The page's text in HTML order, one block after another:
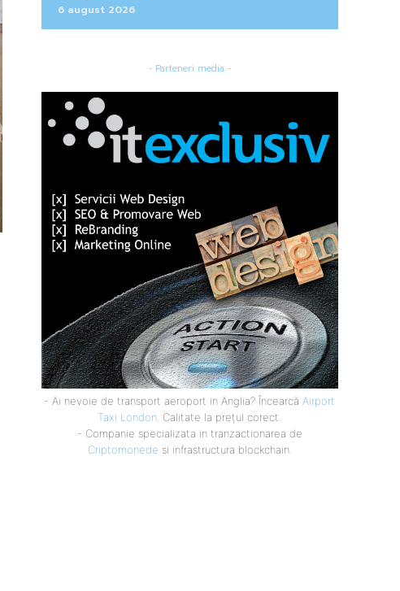
6 august 2026
- Parteneri media -
- Ai nevoie de transport aeroport in Anglia? Încearcă Airport
Taxi London . Calitate la prețul corect.
- Companie specializata in tranzactionarea de
Criptomonede si infrastructura blockchain.